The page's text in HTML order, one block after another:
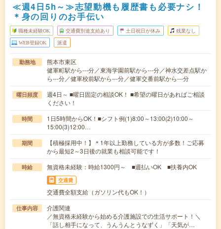
≪週4日5h～≫志望動機も履歴書も必要ナシ！
＊身の回りのお手伝い
職種未経験OK 交通費別途支給あり 土日祝日が休み 残業なし
WEB登録OK 派遣
勤務地
熊本市東区
健軍町駅から---分／東海学園前駅から---分／神水交差点駅か
ら---分／健軍校前駅から---分／健軍交番前駅から---分
曜日頻度
週4日～ ■曜日固定の相談OK！ ■希望の曜日があればご相談
ください！
時間
1日5時間からOK！■シフト例(1)8:00～13:00(2)10:00～
15:00(3)12:00…
期間
【積極採用中！】＊1年以上勤務している方が多数！ご応募
から最短2～3日後の就業も相談可能です！
時給 無資格未経験：時給1300円～ ■週払いOK ■扶養内OK
交通費
交通費全額支給（ガソリン代もOK！）
仕事内容
介護関連
／無資格未経験から始める介護施設での生活サポート！＼
「話し相手になって、うんうんとうなずく」「天気が…